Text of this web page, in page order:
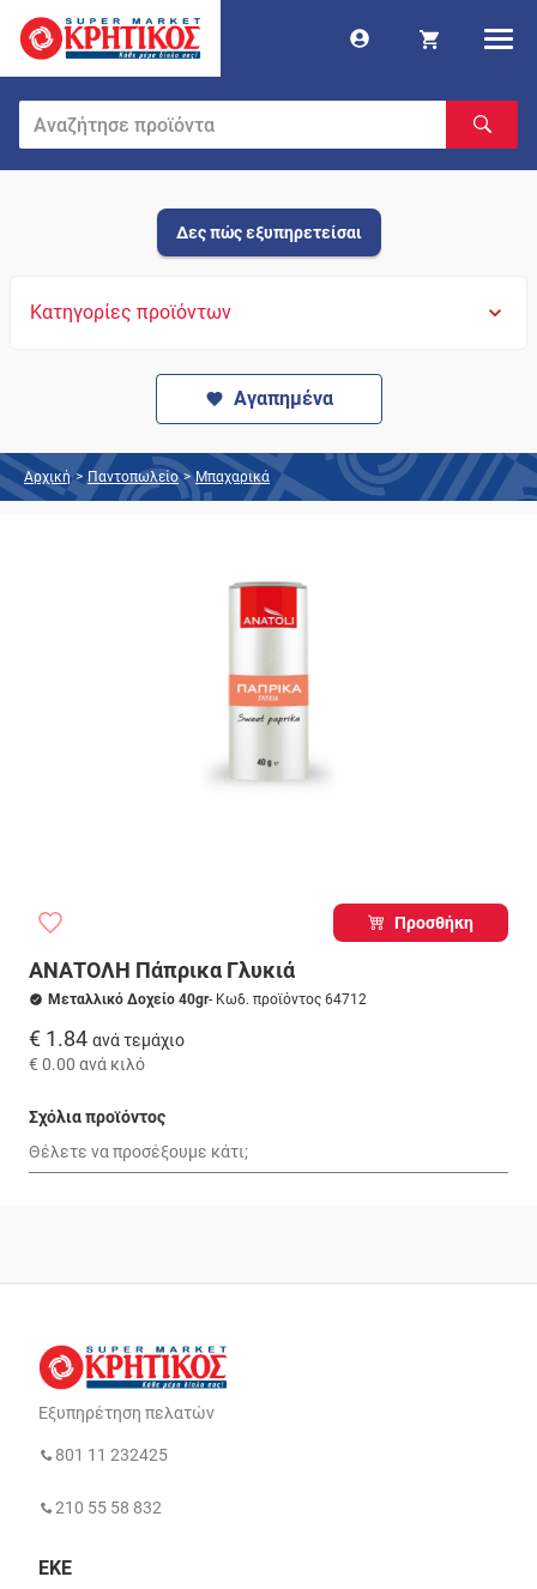
Δες πώς εξυπηρετείσαι
Κατηγορίες προϊόντων
Αγαπημένα
Αρχική > Παντοπωλείο > Μπαχαρικά
Προσθήκη
ΑΝΑΤΟΛΗ Πάπρικα Γλυκιά
Μεταλλικό Δοχείο 40gr- Κωδ. προϊόντος 64712
€ 1.84 ανά τεμάχιο
€ 0.00 ανά κιλό
Σχόλια προϊόντος
Εξυπηρέτηση πελατών
801 11 232425
210 55 58 832
ΕΚΕ